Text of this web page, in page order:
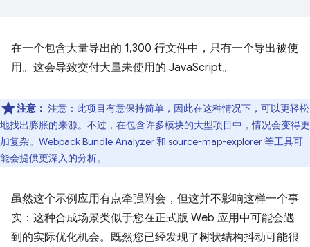
在一个包含大量导出的 1,300 行文件中，只有一个导出被使
用。这会导致交付大量未使用的 JavaScript。
注意： 注意：此项目有意保持简单，因此在这种情况下，可以更轻松
地找出膨胀的来源。不过，在包含许多模块的大型项目中，情况会变得更
加复杂。 Webpack Bundle Analyzer和 source-map-explorer等工具可
能会提供更深入的分析。
虽然这个示例应用有点牵强附会，但这并不影响这样一个事
实：这种合成场景类似于您在正式版 Web 应用中可能会遇
到的实际优化机会。既然您已经发现了树状结构抖动可能很